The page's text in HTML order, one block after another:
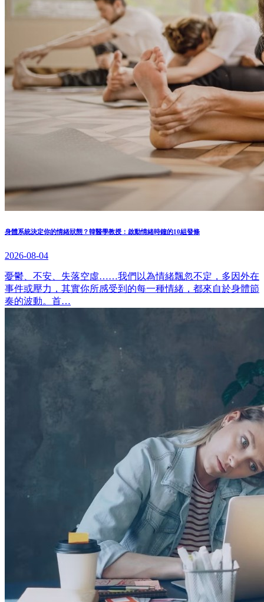
身體系統決定你的情緒狀態？韓醫學教授：啟動情緒時鐘的10組發條
2026-08-04
憂鬱、不安、失落空虛……我們以為情緒飄忽不定，多因外在
事件或壓力，其實你所感受到的每一種情緒，都來自於身體節
奏的波動。首…